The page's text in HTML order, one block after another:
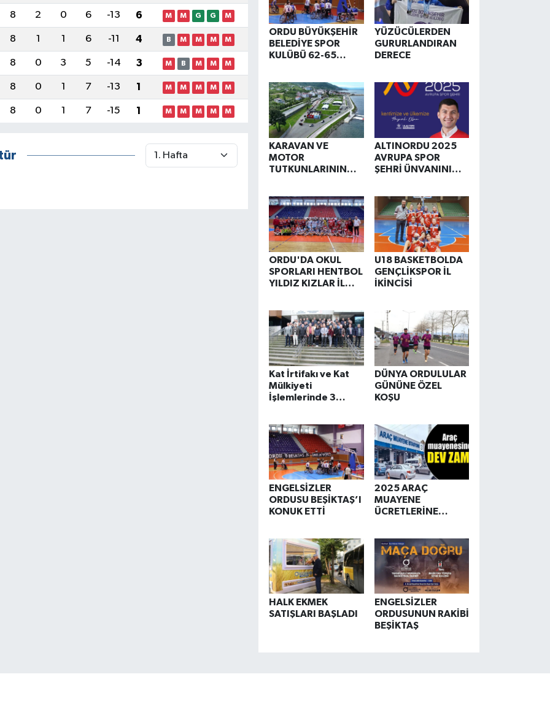
8 2 0 6 -13 6 M M G G M
8 1 1 6 -11 4 B M M M M
8 0 3 5 -14 3 M B M M M
8 0 1 7 -13 1 M M M M M
8 0 1 7 -15 1 M M M M M
ORDU BÜYÜKŞEHİR
BELEDİYE SPOR
KULÜBÜ 62-65
YÜZÜCÜLERDEN
GURURLANDIRAN
DERECE
KARAVAN VE
MOTOR
TUTKUNLARININ
ALTINORDU 2025
AVRUPA SPOR
ŞEHRİ ÜNVANINI
ORDU'DA OKUL
SPORLARI HENTBOL
YILDIZ KIZLAR İL
U18 BASKETBOLDA
GENÇLİKSPOR İL
İKİNCİSİ
Kat İrtifakı ve Kat
Mülkiyeti
İşlemlerinde 3
Zorunlu Olacak
DÜNYA ORDULULAR
GÜNÜNE ÖZEL
KOŞU
ENGELSİZLER
ORDUSU BEŞİKTAŞ’I
KONUK ETTİ
2025 ARAÇ
MUAYENE
ÜCRETLERİNE
HALK EKMEK
SATIŞLARI BAŞLADI
ENGELSİZLER
ORDUSUNUN RAKİBİ
BEŞİKTAŞ